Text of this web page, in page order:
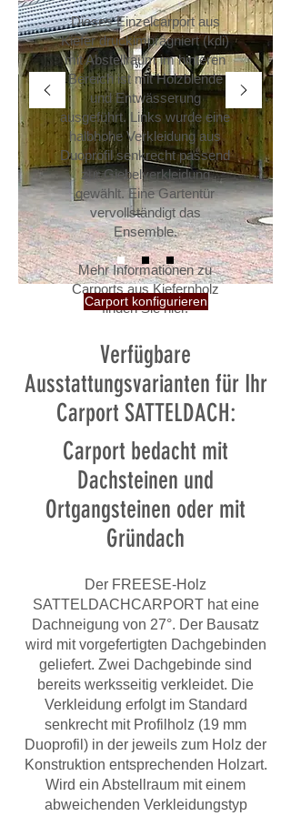
Dieses Einzelcarport aus
Kiefer druckimprägniert (kdi)
mit Abstellraum im hinteren
Bereich ist mit Holzblende
und Entwässerung
ausgeführt. Links wurde eine
halbhohe Verkleidung aus
Duoprofil senkrecht passend
zur Giebelverkleidung
gewählt. Eine Gartentür
vervollständigt das
Ensemble.
Mehr Informationen zu
Carports aus Kiefernholz
finden Sie hier.
Carport konfigurieren
Verfügbare
Ausstattungsvarianten für Ihr
Carport SATTELDACH:
Carport bedacht mit
Dachsteinen und
Ortgangsteinen oder mit
Gründach
Der FREESE-Holz
SATTELDACHCARPORT hat eine
Dachneigung von 27°. Der Bausatz
wird mit vorgefertigten Dachgebinden
geliefert. Zwei Dachgebinde sind
bereits werksseitig verkleidet. Die
Verkleidung erfolgt im Standard
senkrecht mit Profilholz (19 mm
Duoprofil) in der jeweils zum Holz der
Konstruktion entsprechenden Holzart.
Wird ein Abstellraum mit einem
abweichenden Verkleidungstyp